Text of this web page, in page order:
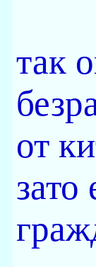
так
от